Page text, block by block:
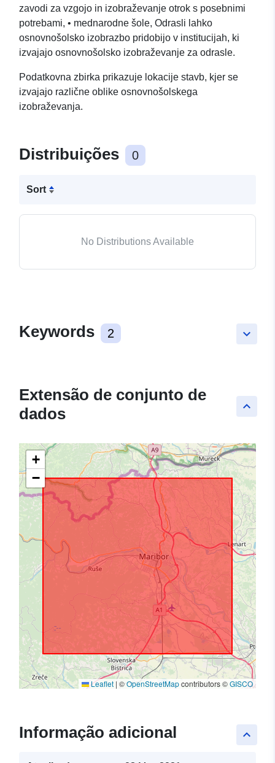
zavodi za vzgojo in izobraževanje otrok s posebnimi
potrebami, • mednarodne šole, Odrasli lahko
osnovnošolsko izobrazbo pridobijo v institucijah, ki
izvajajo osnovnošolsko izobraževanje za odrasle.
Podatkovna zbirka prikazuje lokacije stavb, kjer se
izvajajo različne oblike osnovnošolskega
izobraževanja.
Distribuições 0
Sort
No Distributions Available
keyboard_arrow_down
Keywords 2
keyboard_arrow_up
Extensão de conjunto de
dados
+
−
Leaflet | ©OpenStreetMapcontributors ©GISCO
keyboard_arrow_up
Informação adicional